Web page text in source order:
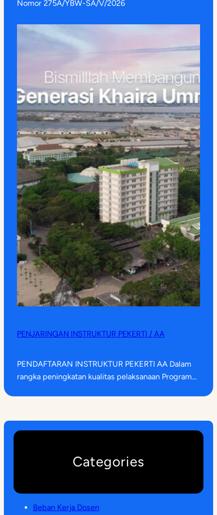
Nomor 275A/YBW-SA/V/2026
PENJARINGAN INSTRUKTUR PEKERTI / AA
PENDAFTARAN INSTRUKTUR PEKERTI AA Dalam
rangka peningkatan kualitas pelaksanaan Program…
Categories
Beban Kerja Dosen